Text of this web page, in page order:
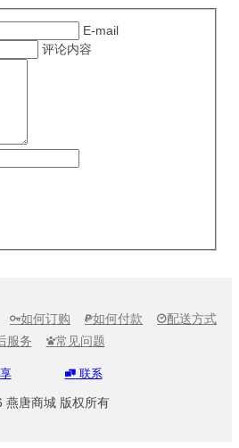
E-mail
评论内容
如何订购 如何付款 配送方式
服务 常见问题
联系
燕唐商城 版权所有